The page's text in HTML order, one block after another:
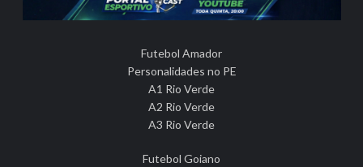
Futebol Amador
Personalidades no PE
A1 Rio Verde
A2 Rio Verde
A3 Rio Verde
Futebol Goiano